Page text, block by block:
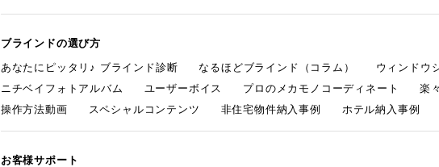
ブラインドの選び方
あなたにピッタリ♪ ブラインド診断
なるほどブラインド（コラム） ウィンドウ
ニチベイフォトアルバム
ユーザーボイス プロのメカモノコーディネート 楽
操作方法動画
スペシャルコンテンツ 非住宅物件納入事例 ホテル納入事例
お客様サポート